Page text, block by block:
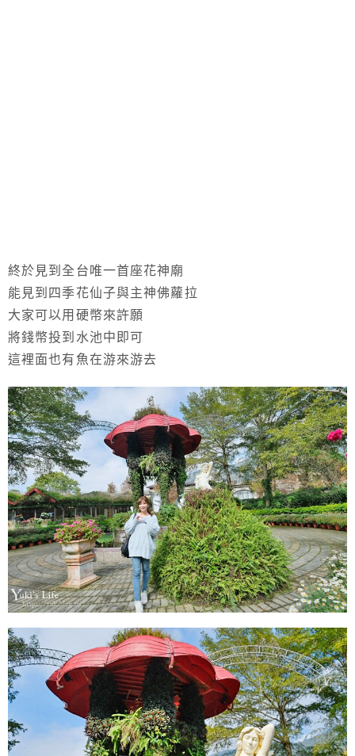
終於見到全台唯一首座花神廟
能見到四季花仙子與主神佛蘿拉
大家可以用硬幣來許願
將錢幣投到水池中即可
這裡面也有魚在游來游去